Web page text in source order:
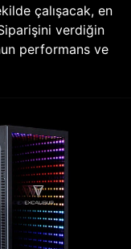
çalışacak, en
verdiğin
performans ve